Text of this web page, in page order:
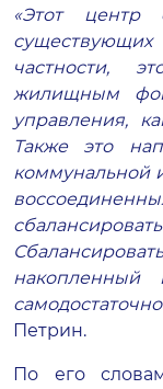
«Этот центр
частности,
жилищным
управления,
Также это
коммунальной
Петрин.
По его